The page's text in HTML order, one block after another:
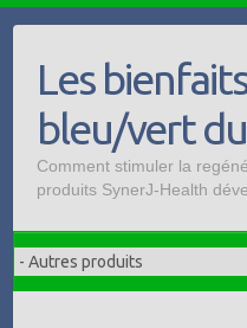
Les
bleu/vert
Comment stimuler la
produits SynerJ-Health